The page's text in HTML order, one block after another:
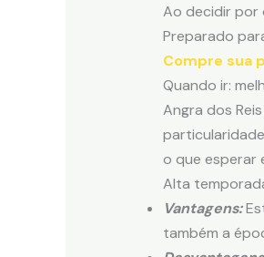
Ao decidir por
Preparado
Compre sua
Quando ir:
Angra dos
o que esperar
Alta
Vantagens:
também a